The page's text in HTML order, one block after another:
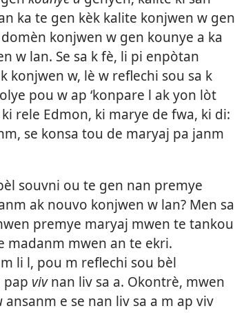
ka te gen kèk kalite konjwen w gen
konjwen w gen kounye a ka
w lan. Se sa k fè, li pi enpòtan
konjwen w, lè w reflechi sou sa k
pou w ap ‘konpare l ak yon lòt
rele Edmon, ki marye de fwa, ki di:
se konsa tou de maryaj pa janm
souvni ou te gen nan premye
ak nouvo konjwen w lan? Men sa
premye maryaj mwen te tankou
madanm mwen an te ekri.
li l, pou m reflechi sou bèl
pap vivnan liv sa a. Okontrè, mwen
ansanm e se nan liv sa a m ap viv